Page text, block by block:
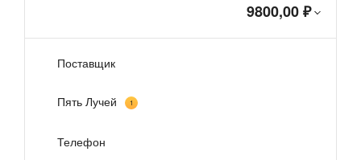
9800,00 ₽
Поставщик
Пять Лучей 1
Телефон